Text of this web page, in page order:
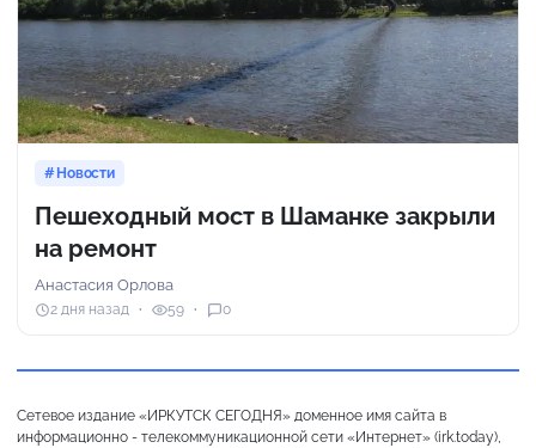
Новости
Пешеходный мост в Шаманке закрыли
на ремонт
Анастасия Орлова
2 дня назад 59 0
Сетевое издание «ИРКУТСК СЕГОДНЯ» доменное имя сайта в
информационно - телекоммуникационной сети «Интернет» (irk.today),